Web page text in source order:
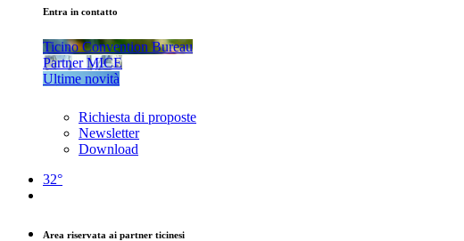
Entra in contatto
Ticino Convention Bureau
Partner MICE
Ultime novità
Richiesta di proposte
Newsletter
Download
32°
Area riservata ai partner ticinesi